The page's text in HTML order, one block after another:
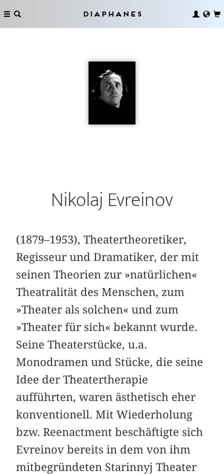
Diaphanes
Nikolaj Evreinov
(1879–1953), Theatertheoretiker,
Regisseur und Dramatiker, der mit
seinen Theorien zur »natürlichen«
Theatralität des Menschen, zum
»Theater als solchen« und zum
»Theater für sich« bekannt wurde.
Seine Theaterstücke, u.a.
Monodramen und Stücke, die seine
Idee der Theatertherapie
aufführten, waren ästhetisch eher
konventionell. Mit Wiederholung
bzw. Reenactment beschäftigte sich
Evreinov bereits in dem von ihm
mitbegründeten Starinnyj Theater